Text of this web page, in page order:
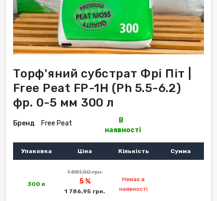
Торф'яний субстрат Фрі Піт |
Free Peat FP-1H (Ph 5.5-6.2)
фр. 0-5 мм 300 л
Бренд Free Peat
В
наявності
Упаковка Ціна Кількість Сумма
300 л
1 881,00 грн.
5 %
1 786,95 грн.
Немає в
наявності